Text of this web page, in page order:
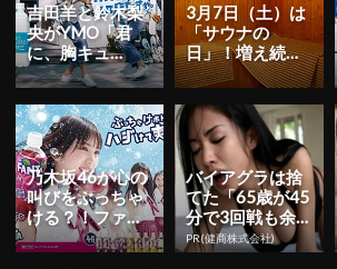
吉田羊と鈴木梨
央がYMO「君
に、胸キュ
ン。」で阿波踊
りを披露！ポカ
リ新CM公開！
3月7日（土）は
「サウナの
日」！増え続け
る“サウナー”の
実態に迫ったこ
とでわかっ...
乃木坂46が心の
叫びをぶっちゃ
ける？！ファン
タ新CMが明日
からスタート
バイアグラは捨
てた「65歳が45
分で3回戦も余
裕」980円で朝
まで絶好調！
PR(健商株式会社)